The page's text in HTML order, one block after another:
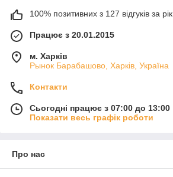
100% позитивних з 127 відгуків за рік
Працює з 20.01.2015
м. Харків
Рынок Барабашово, Харків, Україна
Контакти
Сьогодні працює з 07:00 до 13:00
Показати весь графік роботи
Про нас